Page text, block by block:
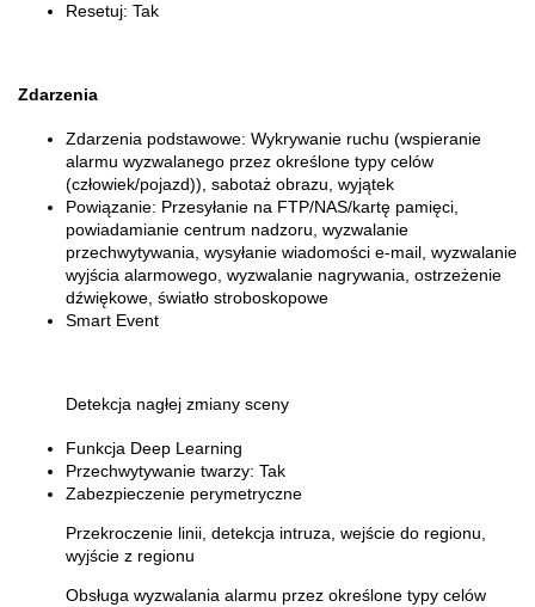
Resetuj: Tak
Zdarzenia
Zdarzenia podstawowe: Wykrywanie ruchu (wspieranie
alarmu wyzwalanego przez określone typy celów
(człowiek/pojazd)), sabotaż obrazu, wyjątek
Powiązanie: Przesyłanie na FTP/NAS/kartę pamięci,
powiadamianie centrum nadzoru, wyzwalanie
przechwytywania, wysyłanie wiadomości e-mail, wyzwalanie
wyjścia alarmowego, wyzwalanie nagrywania, ostrzeżenie
dźwiękowe, światło stroboskopowe
Smart Event
Detekcja nagłej zmiany sceny
Funkcja Deep Learning
Przechwytywanie twarzy: Tak
Zabezpieczenie perymetryczne
Przekroczenie linii, detekcja intruza, wejście do regionu,
wyjście z regionu
Obsługa wyzwalania alarmu przez określone typy celów